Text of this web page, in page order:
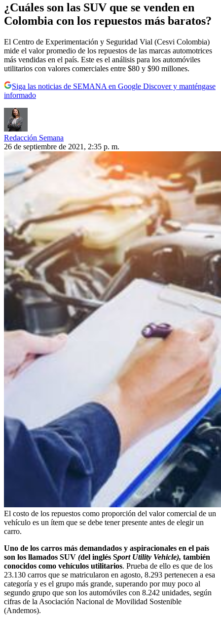
¿Cuáles son las SUV que se venden en
Colombia con los repuestos más baratos?
El Centro de Experimentación y Seguridad Vial (Cesvi Colombia)
mide el valor promedio de los repuestos de las marcas automotrices
más vendidas en el país. Este es el análisis para los automóviles
utilitarios con valores comerciales entre $80 y $90 millones.
Siga las noticias de SEMANA en Google Discover y manténgase
informado
Redacción Semana
26 de septiembre de 2021, 2:35 p. m.
El costo de los repuestos como proporción del valor comercial de un
vehículo es un ítem que se debe tener presente antes de elegir un
carro.
Uno de los carros más demandados y aspiracionales en el país
son los llamados SUV (del inglés Sport Utility Vehicle), también
conocidos como vehículos utilitarios. Prueba de ello es que de los
23.130 carros que se matricularon en agosto, 8.293 pertenecen a esa
categoría y es el grupo más grande, superando por muy poco al
segundo grupo que son los automóviles con 8.242 unidades, según
cifras de la Asociación Nacional de Movilidad Sostenible
(Andemos).